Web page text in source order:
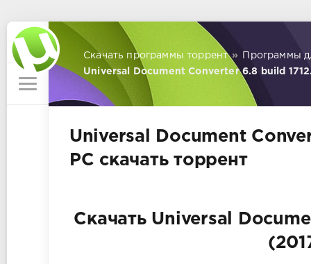
Скачать программы торрент »
Программы
Universal Document Converter 6.8 build
Universal Document
РС скачать торрент
Скачать Universal